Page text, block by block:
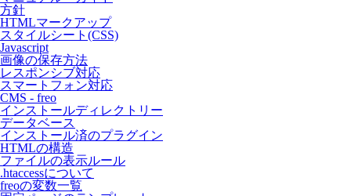
方針
HTMLマークアップ
スタイルシート(CSS)
Javascript
画像の保存方法
レスポンシブ対応
スマートフォン対応
CMS - freo
インストールディレクトリー
データベース
インストール済のプラグイン
HTMLの構造
ファイルの表示ルール
.htaccessについて
freoの変数一覧